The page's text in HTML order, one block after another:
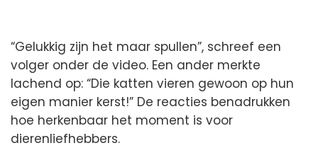
“Gelukkig zijn het maar spullen”, schreef een
volger onder de video. Een ander merkte
lachend op: “Die katten vieren gewoon op hun
eigen manier kerst!” De reacties benadrukken
hoe herkenbaar het moment is voor
dierenliefhebbers.